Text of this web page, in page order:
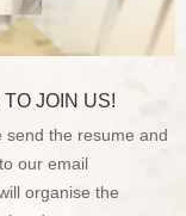
JOIN US!
send the resume and
our email
organise the